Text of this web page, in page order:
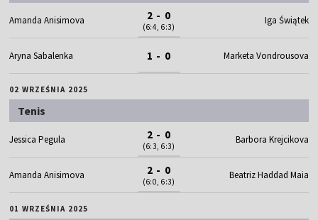
Amanda Anisimova 2 - 0
(6:4, 6:3)
Iga Świątek
Aryna Sabalenka 1 - 0 Marketa Vondrousova
02 WRZEŚNIA 2025
Tenis
Jessica Pegula 2 - 0
(6:3, 6:3)
Barbora Krejcikova
Amanda Anisimova 2 - 0
(6:0, 6:3)
Beatriz Haddad Maia
01 WRZEŚNIA 2025